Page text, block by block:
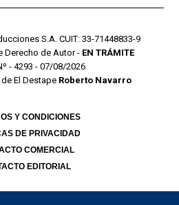
S.A. CUIT: 33-71448833-9
Derecho de Autor - EN TRÁMITE
- 4293 - 07/08/2026
El Destape Roberto Navarro
Y CONDICIONES
DE PRIVACIDAD
COMERCIAL
EDITORIAL